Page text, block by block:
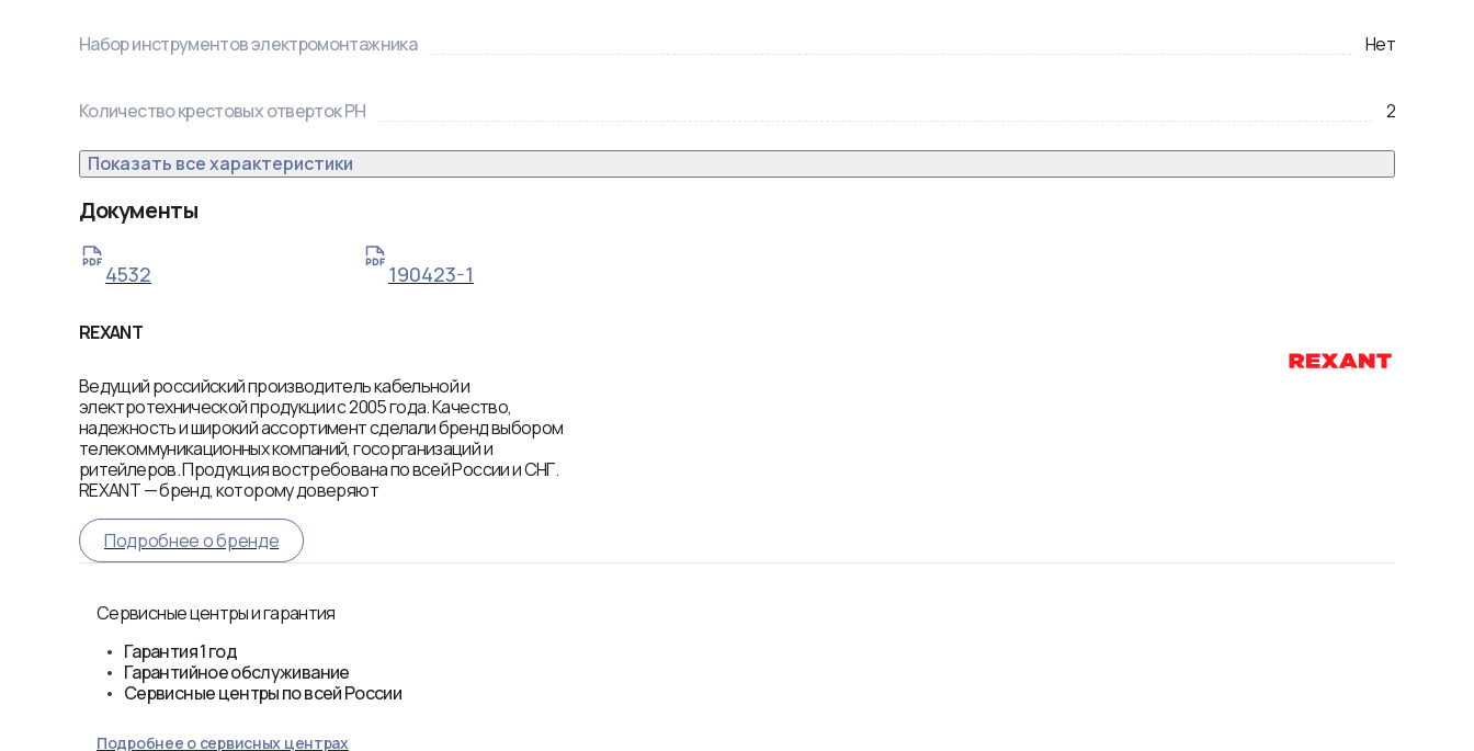
Набор инструментов электромонтажника Нет
Количество крестовых отверток PH 2
Показать все характеристики
Документы
4532 190423-1
REXANT
Ведущий российский производитель кабельной и
электротехнической продукции с 2005 года. Качество,
надежность и широкий ассортимент сделали бренд выбором
телекоммуникационных компаний, госорганизаций и
ритейлеров. Продукция востребована по всей России и СНГ.
REXANT — бренд, которому доверяют
Подробнее о бренде
Сервисные центры и гарантия
Гарантия1 год
Гарантийное обслуживание
Сервисные центры по всей России
Подробнее о сервисных центрах